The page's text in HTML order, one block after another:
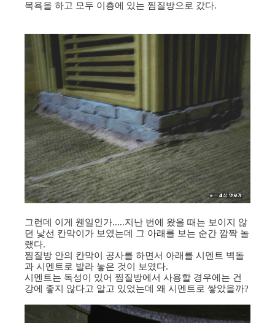
목욕을 하고 모두 이층에 있는 찜질방으로 갔다.
그런데 이게 웬일인가.....지난 번에 왔을 때는 보이지 않
던 낯선 칸막이가 보였는데 그 아래를 보는 순간 깜짝 놀
랬다.
찜질방 안의 칸막이 공사를 하면서 아래를 시멘트 벽돌
과 시멘트로 발라 놓은 것이 보였다.
시멘트는 독성이 있어 찜질방에서 사용할 경우에는 건
강에 좋지 않다고 알고 있었는데 왜 시멘트로 쌓았을까?